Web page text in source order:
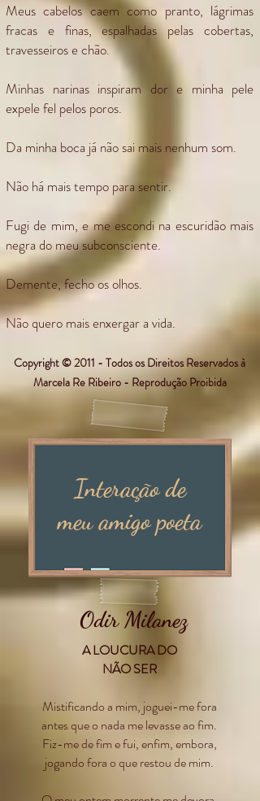
Meus cabelos caem como pranto, lágrimas
fracas e finas, espalhadas pelas cobertas,
travesseiros e chão.
Minhas narinas inspiram dor e minha pele
expele fel pelos poros.
Da minha boca já não sai mais nenhum som.
Não há mais tempo para sentir.
Fugi de mim, e me escondi na escuridão mais
negra do meu subconsciente.
Demente, fecho os olhos.
Não quero mais enxergar a vida.
Copyright © 2011 - Todos os Direitos Reservados à
Marcela Re Ribeiro - Reprodução Proibida
Interação de
meu amigo poeta
Odir Milanez
A LOUCURA DO
NÃO SER
Mistificando a mim, joguei-me fora
antes que o nada me levasse ao fim.
Fiz-me de fim e fui, enfim, embora,
jogando fora o que restou de mim.